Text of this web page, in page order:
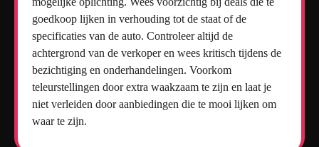
goedkoop lijken in verhouding tot de staat of de
specificaties van de auto. Controleer altijd de
achtergrond van de verkoper en wees kritisch tijdens de
bezichtiging en onderhandelingen. Voorkom
teleurstellingen door extra waakzaam te zijn en laat je
niet verleiden door aanbiedingen die te mooi lijken om
waar te zijn.